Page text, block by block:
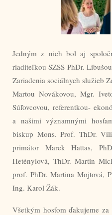
Jedným z nich bol aj
riaditeľkou SZSS PhDr.
Zariadenia sociálnych služieb
Martou Novákovou, Mgr.
Súľovcovou, referentkou-
a našimi významnými
biskup Mons. Prof. ThDr.
primátor Marek Hattas,
Hetényiová, ThDr. Martin
prof. PhDr. Martina Mojtová,
Ing. Karol Žák.
Všetkým hosťom ďakujeme